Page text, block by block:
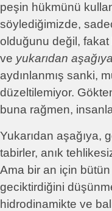
peşin hükmünü
söylediğimizde,
olduğunu değil,
ve yukarıdan aşağıya
aydınlanmış sanki,
düzeltilemiyor.
buna rağmen,
Yukarıdan aşağıya,
tabirler, anık
Ama bir an için
geciktirdiğini
hidrodinamikte ve